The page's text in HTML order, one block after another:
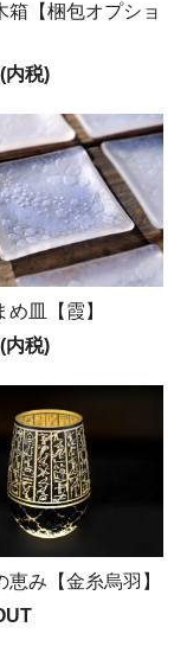
箱【梱包オプショ
内税)
め皿【霞】
内税)
恵み【金糸烏羽】